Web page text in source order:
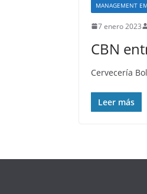
MANAGEMENT
7 enero 2023
CBN
Cervecería
Leer más